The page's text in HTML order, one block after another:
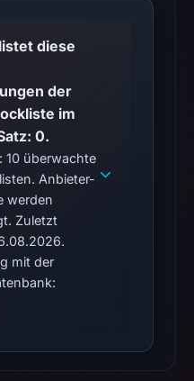
diese
der
im
0.
10 überwachte
Anbieter-
werden
Zuletzt
mit der